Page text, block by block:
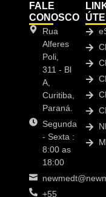
FALE
CONOSCO
Rua
Alferes
Poli,
311 - Bl
A,
Curitiba,
Paraná.
Segunda
- Sexta :
8:00 as
18:00
+55